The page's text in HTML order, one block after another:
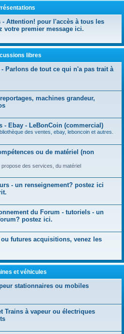
- Attention! pour l'accès à tous les
votre premier message ici.
libres
- Parlons de tout ce qui n'a pas trait à
machines grandeur,
- Ebay - LeBonCoin (commercial)
des ventes, ebay, leboncoin et autres.
ou de matériel (non
propose des services, du matériel
- un renseignement? postez ici
du Forum - tutoriels - un
postez ici.
futures acquisitions, venez les
et véhicules
stationnaires ou mobiles
Trains à vapeur ou électriques